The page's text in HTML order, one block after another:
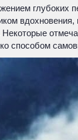
способом